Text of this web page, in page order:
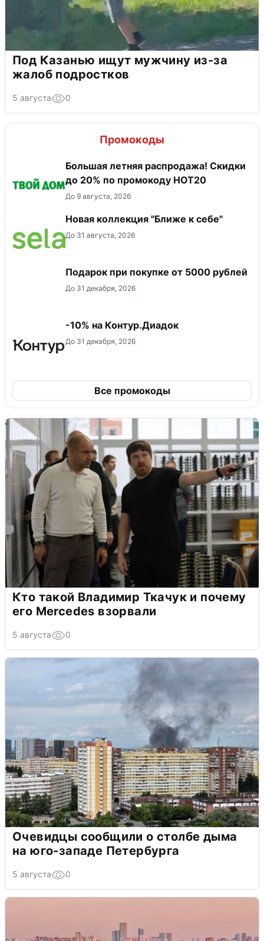
Под Казанью ищут мужчину из-за
жалоб подростков
5 августа 0
Промокоды
Большая летняя распродажа! Скидки
до 20% по промокоду HOT20
До 9 августа, 2026
Новая коллекция "Ближе к себе"
До 31 августа, 2026
Подарок при покупке от 5000 рублей
До 31 декабря, 2026
-10% на Контур.Диадок
До 31 декабря, 2026
Все промокоды
Кто такой Владимир Ткачук и почему
его Mercedes взорвали
5 августа 0
Очевидцы сообщили о столбе дыма
на юго-западе Петербурга
5 августа 0